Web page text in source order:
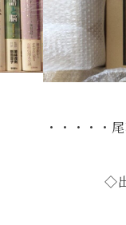
・・・・・
◇